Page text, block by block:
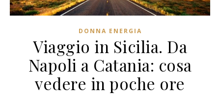
DONNA ENERGIA
Viaggio in Sicilia. Da
Napoli a Catania: cosa
vedere in poche ore